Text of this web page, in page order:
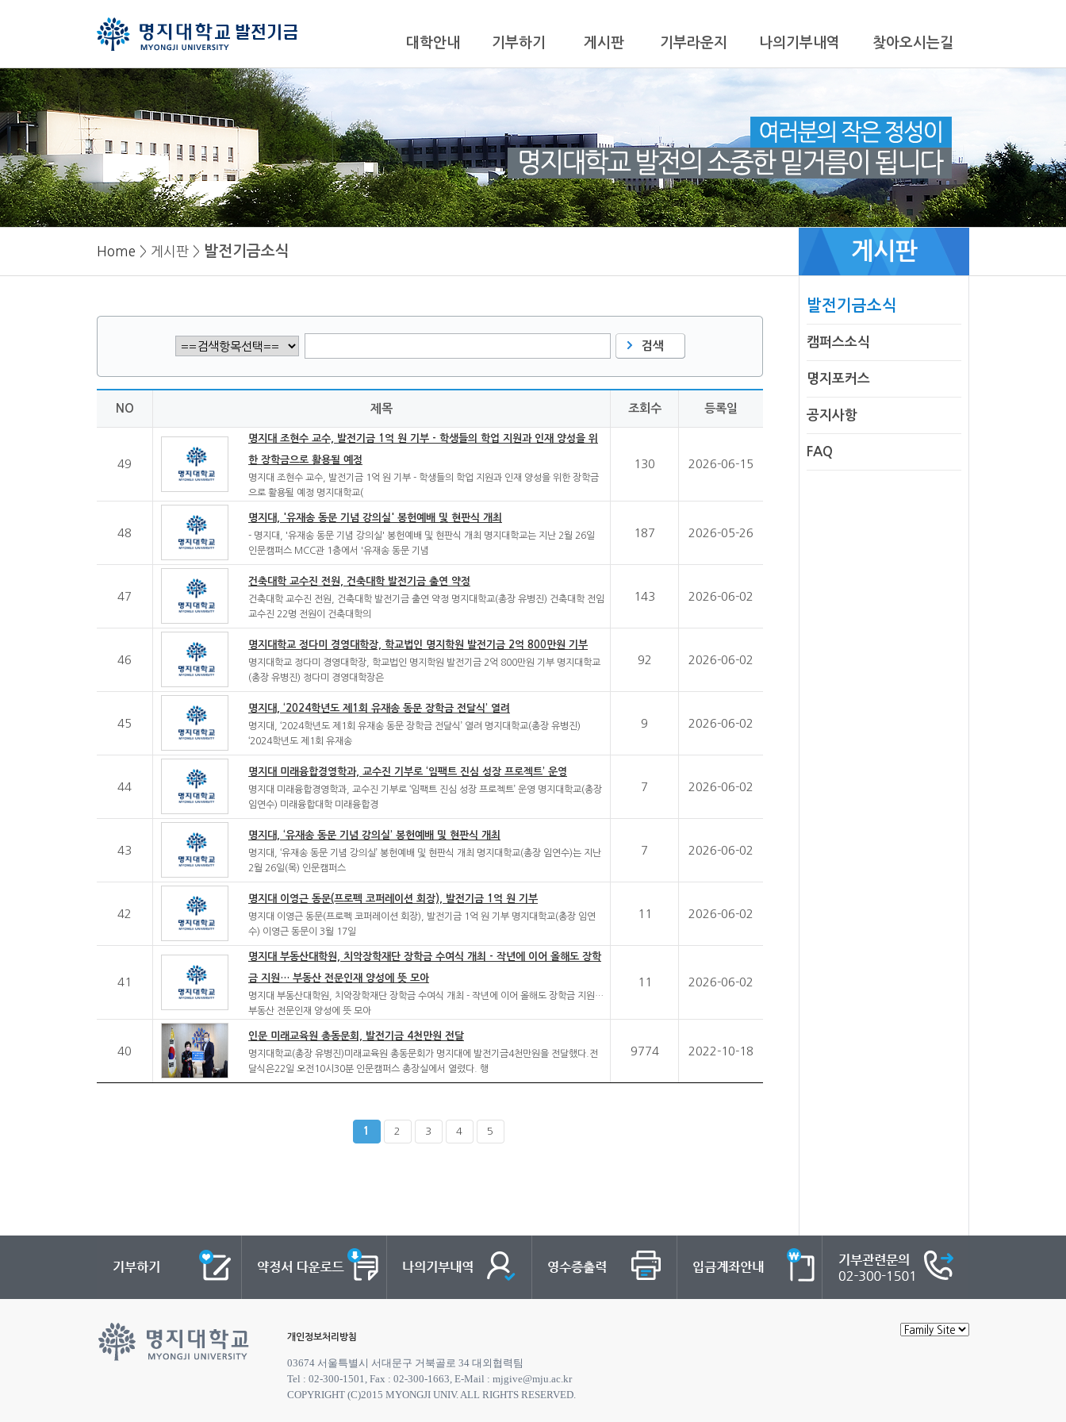
대학안내 기부하기 게시판 기부라운지 나의기부내역 찾아오시는길
Home > 게시판 > 발전기금소식 게시판
검색
NO 제목 조회수 등록일
49
명지대 조현수 교수, 발전기금 1억 원 기부 - 학생들의 학업 지원과 인재 양성을 위
한 장학금으로 활용될 예정
명지대 조현수 교수, 발전기금 1억 원 기부 - 학생들의 학업 지원과 인재 양성을 위한 장학금
으로 활용될 예정 명지대학교(
130 2026-06-15
48
명지대, '유재송 동문 기념 강의실' 봉헌예배 및 현판식 개최
- 명지대, '유재송 동문 기념 강의실' 봉헌예배 및 현판식 개최 명지대학교는 지난 2월 26일
인문캠퍼스 MCC관 1층에서 '유재송 동문 기념
187 2026-05-26
47
건축대학 교수진 전원, 건축대학 발전기금 출연 약정
건축대학 교수진 전원, 건축대학 발전기금 출연 약정 명지대학교(총장 유병진) 건축대학 전임
교수진 22명 전원이 건축대학의
143 2026-06-02
46
명지대학교 정다미 경영대학장, 학교법인 명지학원 발전기금 2억 800만원 기부
명지대학교 정다미 경영대학장, 학교법인 명지학원 발전기금 2억 800만원 기부 명지대학교
(총장 유병진) 정다미 경영대학장은
92 2026-06-02
45
명지대, ‘2024학년도 제1회 유재송 동문 장학금 전달식’ 열려
명지대, ‘2024학년도 제1회 유재송 동문 장학금 전달식’ 열려 명지대학교(총장 유병진)
‘2024학년도 제1회 유재송
9 2026-06-02
44
명지대 미래융합경영학과, 교수진 기부로 ‘임팩트 진심 성장 프로젝트’ 운영
명지대 미래융합경영학과, 교수진 기부로 ‘임팩트 진심 성장 프로젝트’ 운영 명지대학교(총장
임연수) 미래융합대학 미래융합경
7 2026-06-02
43
명지대, ‘유재송 동문 기념 강의실’ 봉헌예배 및 현판식 개최
명지대, ‘유재송 동문 기념 강의실’ 봉헌예배 및 현판식 개최 명지대학교(총장 임연수)는 지난
2월 26일(목) 인문캠퍼스
7 2026-06-02
42
명지대 이영근 동문(프로펙 코퍼레이션 회장), 발전기금 1억 원 기부
명지대 이영근 동문(프로펙 코퍼레이션 회장), 발전기금 1억 원 기부 명지대학교(총장 임연
수) 이영근 동문이 3월 17일
11 2026-06-02
41
명지대 부동산대학원, 치악장학재단 장학금 수여식 개최 - 작년에 이어 올해도 장학
금 지원… 부동산 전문인재 양성에 뜻 모아
명지대 부동산대학원, 치악장학재단 장학금 수여식 개최 - 작년에 이어 올해도 장학금 지원…
부동산 전문인재 양성에 뜻 모아
11 2026-06-02
40
인문 미래교육원 총동문회, 발전기금 4천만원 전달
명지대학교(총장 유병진)미래교육원 총동문회가 명지대에 발전기금4천만원을 전달했다.전
달식은22일 오전10시30분 인문캠퍼스 총장실에서 열렸다. 행
9774 2022-10-18
1 2 3 4 5
발전기금소식
캠퍼스소식
명지포커스
공지사항
FAQ
개인정보처리방침
03674 서울특별시 서대문구 거북골로 34 대외협력팀
Tel : 02-300-1501, Fax : 02-300-1663, E-Mail : mjgive@mju.ac.kr
COPYRIGHT (C)2015 MYONGJI UNIV. ALL RIGHTS RESERVED.